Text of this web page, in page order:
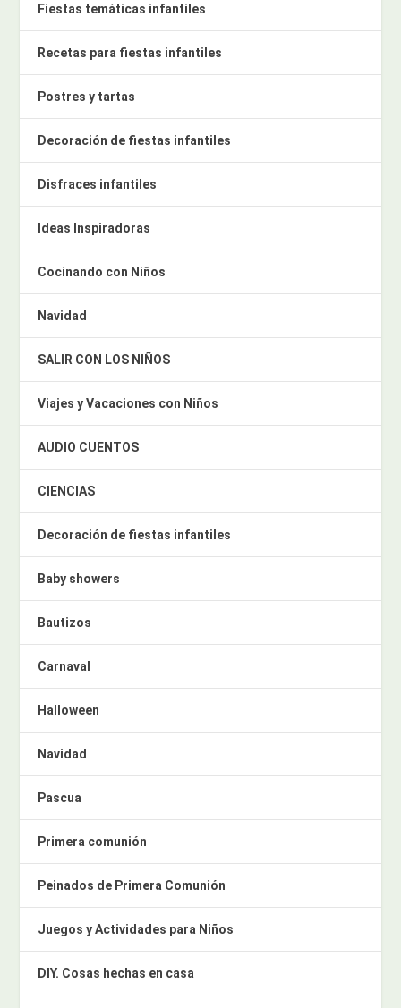
Fiestas temáticas infantiles
Recetas para fiestas infantiles
Postres y tartas
Decoración de fiestas infantiles
Disfraces infantiles
Ideas Inspiradoras
Cocinando con Niños
Navidad
SALIR CON LOS NIÑOS
Viajes y Vacaciones con Niños
AUDIO CUENTOS
CIENCIAS
Decoración de fiestas infantiles
Baby showers
Bautizos
Carnaval
Halloween
Navidad
Pascua
Primera comunión
Peinados de Primera Comunión
Juegos y Actividades para Niños
DIY. Cosas hechas en casa